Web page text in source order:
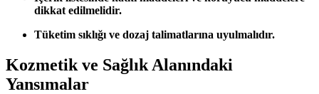
dikkat edilmelidir.
Tüketim sıklığı ve dozaj talimatlarına uyulmalıdır.
Kozmetik ve Sağlık Alanındaki
Yansımalar